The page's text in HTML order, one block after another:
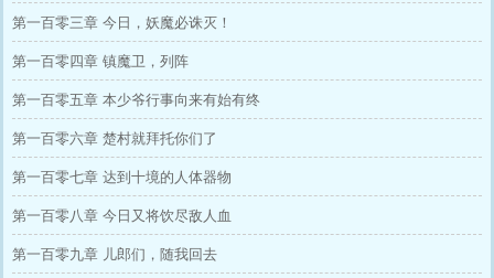
第一百零三章 今日，妖魔必诛灭！
第一百零四章 镇魔卫，列阵
第一百零五章 本少爷行事向来有始有终
第一百零六章 楚村就拜托你们了
第一百零七章 达到十境的人体器物
第一百零八章 今日又将饮尽敌人血
第一百零九章 儿郎们，随我回去